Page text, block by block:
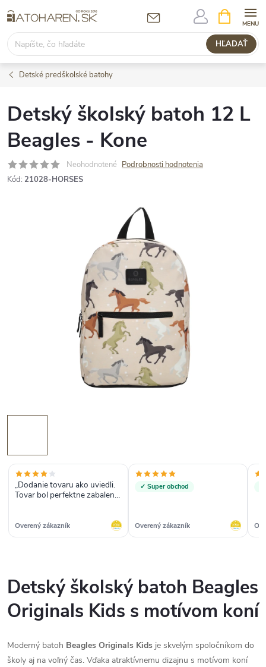
na
obsah
HĽADAŤ
KOŠÍK
Detské predškolské batohy
Detský školský batoh 12 L
Beagles - Kone
Neohodnotené Podrobnosti hodnotenia
Kód: 21028-HORSES
„Dodanie tovaru ako uviedli.
Tovar bol perfektne zabalený.
Overený zákazník
✓ Super obchod
Overený zákazník
Detský školský batoh Beagles
Originals Kids s motívom koní
Moderný batoh Beagles Originals Kids je skvelým spoločníkom do
školy aj na voľný čas. Vďaka atraktívnemu dizajnu s motívom koní